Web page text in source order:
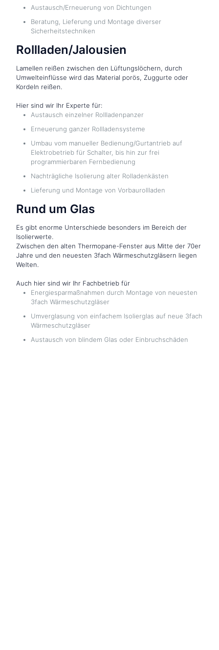
Austausch/Erneuerung von Dichtungen
Beratung, Lieferung und Montage diverser
Sicherheitstechniken
Rollladen/Jalousien
Lamellen reißen zwischen den Lüftungslöchern, durch
Umwelteinflüsse wird das Material porös, Zuggurte oder
Kordeln reißen.
Hier sind wir Ihr Experte für:
Austausch einzelner Rollladenpanzer
Erneuerung ganzer Rollladensysteme
Umbau vom manueller Bedienung/Gurtantrieb auf
Elektrobetrieb für Schalter, bis hin zur frei
programmierbaren Fernbedienung
Nachträgliche Isolierung alter Rolladenkästen
Lieferung und Montage von Vorbaurollladen
Rund um Glas
Es gibt enorme Unterschiede besonders im Bereich der
Isolierwerte.
Zwischen den alten Thermopane-Fenster aus Mitte der 70er
Jahre und den neuesten 3fach Wärmeschutzgläsern liegen
Welten.
Auch hier sind wir Ihr Fachbetrieb für
Energiesparmaßnahmen durch Montage von neuesten
3fach Wärmeschutzgläser
Umverglasung von einfachem Isolierglas auf neue 3fach
Wärmeschutzgläser
Austausch von blindem Glas oder Einbruchschäden